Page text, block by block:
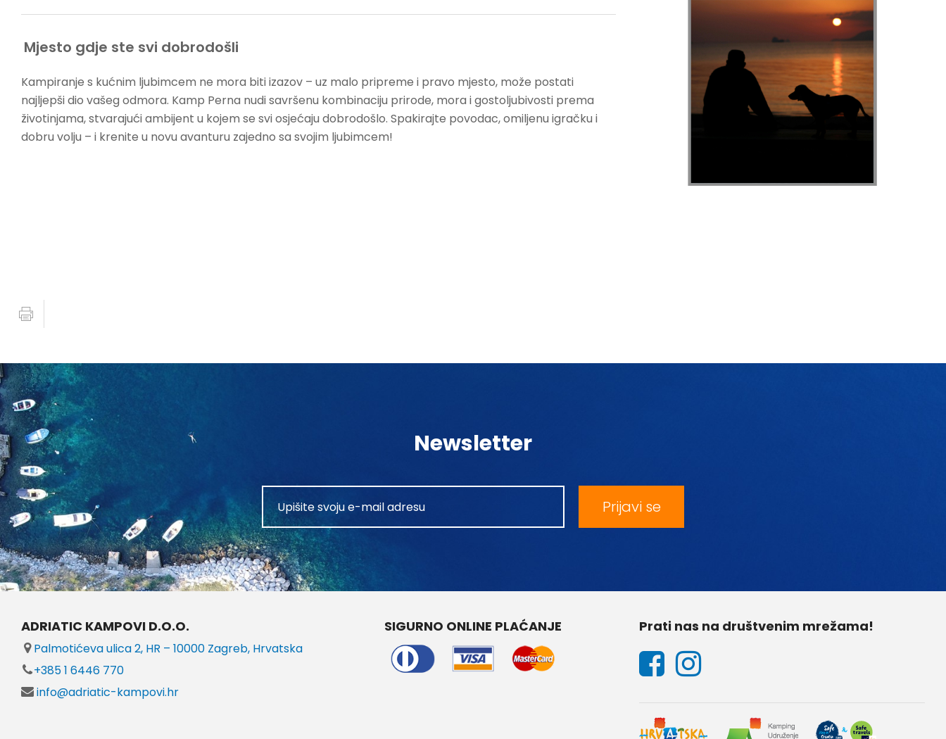
Mjesto gdje ste svi dobrodošli
Kampiranje s kućnim ljubimcem ne mora biti izazov – uz malo pripreme i pravo mjesto, može postati
najljepši dio vašeg odmora. Kamp Perna nudi savršenu kombinaciju prirode, mora i gostoljubivosti prema
životinjama, stvarajući ambijent u kojem se svi osjećaju dobrodošlo. Spakirajte povodac, omiljenu igračku i
dobru volju – i krenite u novu avanturu zajedno sa svojim ljubimcem!
Newsletter
Prijavi se
ADRIATIC KAMPOVI D.O.O.
Palmotićeva ulica 2, HR – 10000 Zagreb, Hrvatska
+385 1 6446 770
info@adriatic-kampovi.hr
SIGURNO ONLINE PLAĆANJE Prati nas na društvenim mrežama!